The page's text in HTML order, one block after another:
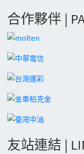
合作夥伴 |
友站連結 |